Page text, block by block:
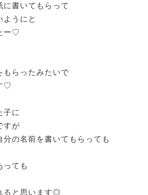
に書いてもらって
ようにと
ー♡
もらったみたいで
♡
子に
すが
分の名前を書いてもらっても
っても
ると思います◎